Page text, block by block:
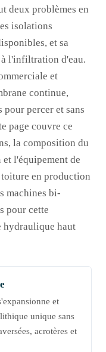
deux problèmes en
isolations
et sa
à l'infiltration d'eau.
et
continue,
pour percer et sans
page couvre ce
la composition du
l'équipement de
en production
machines bi-
pour cette
hydraulique haut
et
unique sans
acrotères et